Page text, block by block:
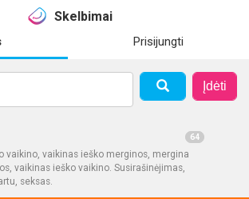
Skelbimai
Prisijungti
Įdėti
64
vaikino, vaikinas ieško merginos, mergina
vaikinas ieško vaikino. Susirašinėjimas,
seksas.